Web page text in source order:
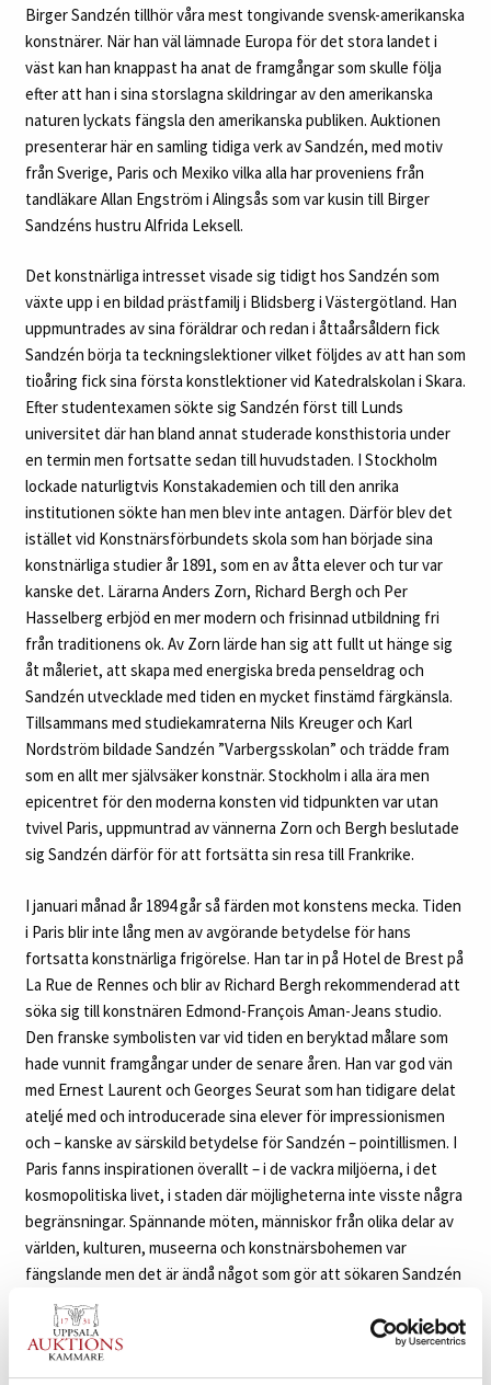
Birger Sandzén tillhör våra mest tongivande svensk-amerikanska
konstnärer. När han väl lämnade Europa för det stora landet i
väst kan han knappast ha anat de framgångar som skulle följa
efter att han i sina storslagna skildringar av den amerikanska
naturen lyckats fängsla den amerikanska publiken. Auktionen
presenterar här en samling tidiga verk av Sandzén, med motiv
från Sverige, Paris och Mexiko vilka alla har proveniens från
tandläkare Allan Engström i Alingsås som var kusin till Birger
Sandzéns hustru Alfrida Leksell.
Det konstnärliga intresset visade sig tidigt hos Sandzén som
växte upp i en bildad prästfamilj i Blidsberg i Västergötland. Han
uppmuntrades av sina föräldrar och redan i åttaårsåldern fick
Sandzén börja ta teckningslektioner vilket följdes av att han som
tioåring fick sina första konstlektioner vid Katedralskolan i Skara.
Efter studentexamen sökte sig Sandzén först till Lunds
universitet där han bland annat studerade konsthistoria under
en termin men fortsatte sedan till huvudstaden. I Stockholm
lockade naturligtvis Konstakademien och till den anrika
institutionen sökte han men blev inte antagen. Därför blev det
istället vid Konstnärsförbundets skola som han började sina
konstnärliga studier år 1891, som en av åtta elever och tur var
kanske det. Lärarna Anders Zorn, Richard Bergh och Per
Hasselberg erbjöd en mer modern och frisinnad utbildning fri
från traditionens ok. Av Zorn lärde han sig att fullt ut hänge sig
åt måleriet, att skapa med energiska breda penseldrag och
Sandzén utvecklade med tiden en mycket finstämd färgkänsla.
Tillsammans med studiekamraterna Nils Kreuger och Karl
Nordström bildade Sandzén ”Varbergsskolan” och trädde fram
som en allt mer självsäker konstnär. Stockholm i alla ära men
epicentret för den moderna konsten vid tidpunkten var utan
tvivel Paris, uppmuntrad av vännerna Zorn och Bergh beslutade
sig Sandzén därför för att fortsätta sin resa till Frankrike.
I januari månad år 1894 går så färden mot konstens mecka. Tiden
i Paris blir inte lång men av avgörande betydelse för hans
fortsatta konstnärliga frigörelse. Han tar in på Hotel de Brest på
La Rue de Rennes och blir av Richard Bergh rekommenderad att
söka sig till konstnären Edmond-François Aman-Jeans studio.
Den franske symbolisten var vid tiden en beryktad målare som
hade vunnit framgångar under de senare åren. Han var god vän
med Ernest Laurent och Georges Seurat som han tidigare delat
ateljé med och introducerade sina elever för impressionismen
och – kanske av särskild betydelse för Sandzén – pointillismen. I
Paris fanns inspirationen överallt – i de vackra miljöerna, i det
kosmopolitiska livet, i staden där möjligheterna inte visste några
begränsningar. Spännande möten, människor från olika delar av
världen, kulturen, museerna och konstnärsbohemen var
fängslande men det är ändå något som gör att sökaren Sandzén
bestämmer sig för att ytterligare en gång fortsätta sitt äventyr.
Färden går denna gång över Atlanten till den mäktiga
kontinenten i väst. Konstnärskollegan Carl Milles, som också han
tillbringade mycket tid i USA, har uttryckt följande: ”När Birger